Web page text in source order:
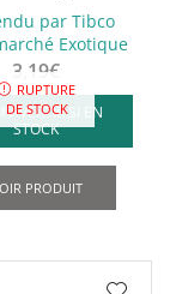
Créole – 200g
par Tibco
Exotique
3,19€
RUPTURE
DE STOCK
M'AVERTIR SI EN
STOCK
PRODUIT